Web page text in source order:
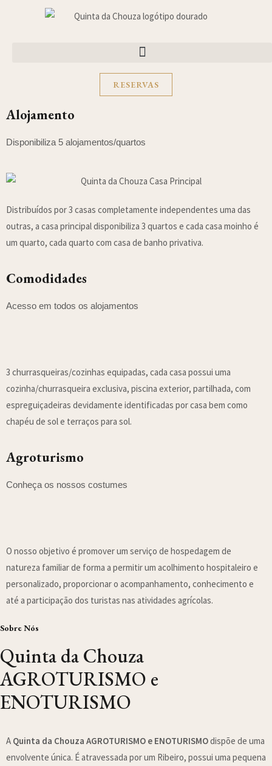
RESERVAS
Alojamento
Disponibiliza 5 alojamentos/quartos
Distribuídos por 3 casas completamente independentes uma das
outras, a casa principal disponibiliza 3 quartos e cada casa moinho é
um quarto, cada quarto com casa de banho privativa.
Comodidades
Acesso em todos os alojamentos
3 churrasqueiras/cozinhas equipadas, cada casa possui uma
cozinha/churrasqueira exclusiva, piscina exterior, partilhada, com
espreguiçadeiras devidamente identificadas por casa bem como
chapéu de sol e terraços para sol.
Agroturismo
Conheça os nossos costumes
O nosso objetivo é promover um serviço de hospedagem de
natureza familiar de forma a permitir um acolhimento hospitaleiro e
personalizado, proporcionar o acompanhamento, conhecimento e
até a participação dos turistas nas atividades agrícolas.
Sobre Nós
Quinta da Chouza
AGROTURISMO e
ENOTURISMO
A Quinta da Chouza AGROTURISMO e ENOTURISMOdispõe de uma
envolvente única. É atravessada por um Ribeiro, possui uma pequena